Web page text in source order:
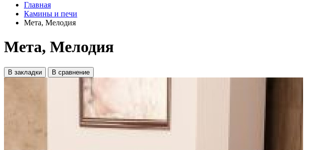
Главная
Камины и печи
Мета, Мелодия
Мета, Мелодия
В закладки В сравнение